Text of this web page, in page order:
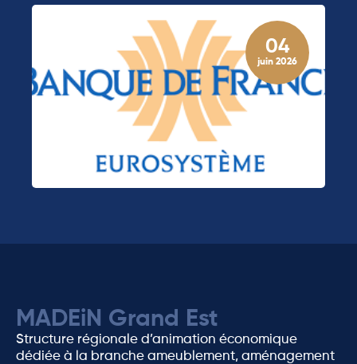
04
juin 2026
MADEiN Grand Est
Structure régionale d’animation économique
dédiée à la branche ameublement, aménagement